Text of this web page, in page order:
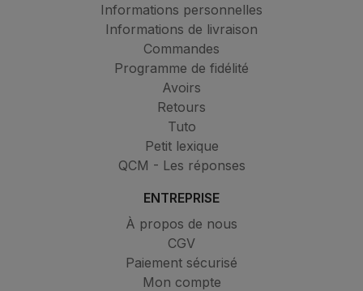
Informations personnelles
Informations de livraison
Commandes
Programme de fidélité
Avoirs
Retours
Tuto
Petit lexique
QCM - Les réponses
ENTREPRISE
À propos de nous
CGV
Paiement sécurisé
Mon compte